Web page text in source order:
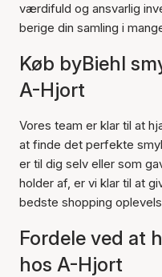
værdifuld og ansvarlig
berige din samling i
Køb byBiehl
A-Hjort
Vores team er klar til at
at finde det perfekte
er til dig selv eller som
holder af, er vi klar til at
bedste shopping
Fordele ved at
hos A-Hjort